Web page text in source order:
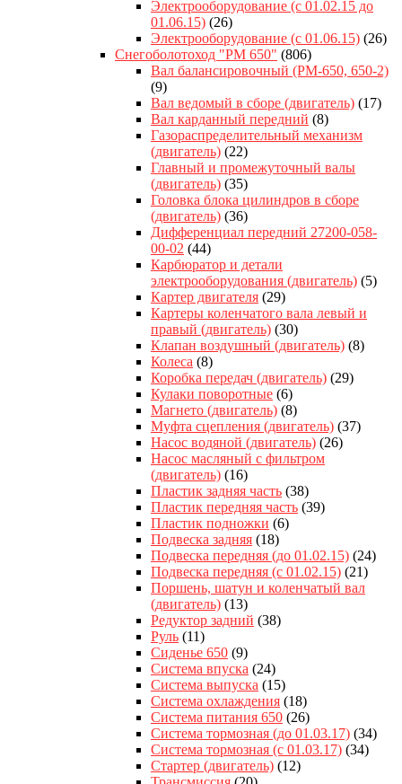
Электрооборудование (с 01.02.15 до
01.06.15) (26)
Электрооборудование (с 01.06.15) (26)
Снегоболотоход "РМ 650" (806)
Вал балансировочный (РМ-650, 650-2)
(9)
Вал ведомый в сборе (двигатель) (17)
Вал карданный передний (8)
Газораспределительный механизм
(двигатель) (22)
Главный и промежуточный валы
(двигатель) (35)
Головка блока цилиндров в сборе
(двигатель) (36)
Дифференциал передний 27200-058-
00-02 (44)
Карбюратор и детали
электрооборудования (двигатель) (5)
Картер двигателя (29)
Картеры коленчатого вала левый и
правый (двигатель) (30)
Клапан воздушный (двигатель) (8)
Колеса (8)
Коробка передач (двигатель) (29)
Кулаки поворотные (6)
Магнето (двигатель) (8)
Муфта сцепления (двигатель) (37)
Насос водяной (двигатель) (26)
Насос масляный с фильтром
(двигатель) (16)
Пластик задняя часть (38)
Пластик передняя часть (39)
Пластик подножки (6)
Подвеска задняя (18)
Подвеска передняя (до 01.02.15) (24)
Подвеска передняя (с 01.02.15) (21)
Поршень, шатун и коленчатый вал
(двигатель) (13)
Редуктор задний (38)
Руль (11)
Сиденье 650 (9)
Система впуска (24)
Система выпуска (15)
Система охлаждения (18)
Система питания 650 (26)
Система тормозная (до 01.03.17) (34)
Система тормозная (с 01.03.17) (34)
Стартер (двигатель) (12)